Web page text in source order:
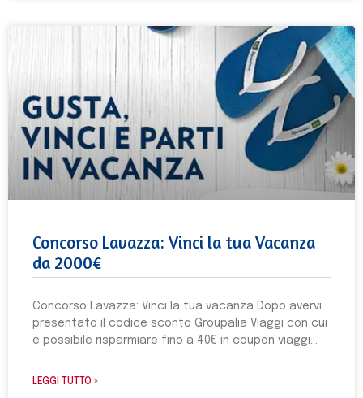
Concorso Lavazza: Vinci la tua Vacanza
da 2000€
Concorso Lavazza: Vinci la tua vacanza Dopo avervi
presentato il codice sconto Groupalia Viaggi con cui
è possibile risparmiare fino a 40€ in coupon viaggi
LEGGI TUTTO »